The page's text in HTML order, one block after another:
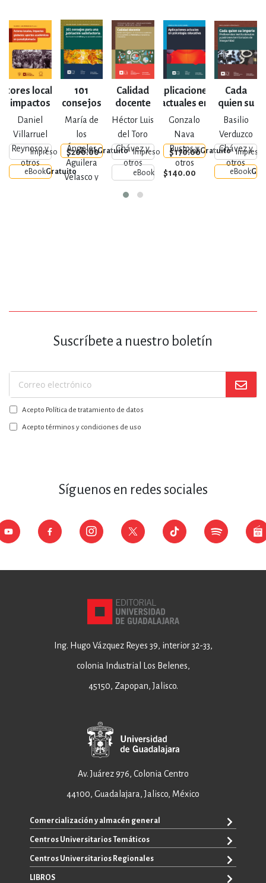
locales,
impactos
globales:
aportes
en
Daniel
Villarruel
Reynoso y
otros
Impreso $200.00
eBookGratuito
101
consejos
para una
jubilación
satisfactoria
María de
los
Ángeles
Aguilera
Velasco y
eBookGratuito
Calidad
docente
Héctor Luis
del Toro
Chávez y
otros
Impreso $170.00
eBook $140.00
Aplicaciones
actuales en
psicología
educativa
Gonzalo
Nava
Bustos y
otros
eBookGratuito
Cada
quien su
imperio
Basilio
Verduzco
Chávez y
otros
Impreso
eBook
Suscríbete a nuestro boletín
Suscríbase
a
nuestro
boletín:
Acepto Política de tratamiento de datos
Acepto términos y condiciones de uso
Síguenos en redes sociales
Ing. Hugo Vázquez Reyes 39, interior 32-33,
colonia Industrial Los Belenes,
45150, Zapopan, Jalisco.
Av. Juárez 976, Colonia Centro
44100, Guadalajara, Jalisco, México
Comercialización y almacén general
+52 33 3640 6326
+52 33 3640 4595
Centros Universitarios Temáticos
CUAAD
CUCEA
Centros Universitarios Regionales
CUALTOS
LIBROS